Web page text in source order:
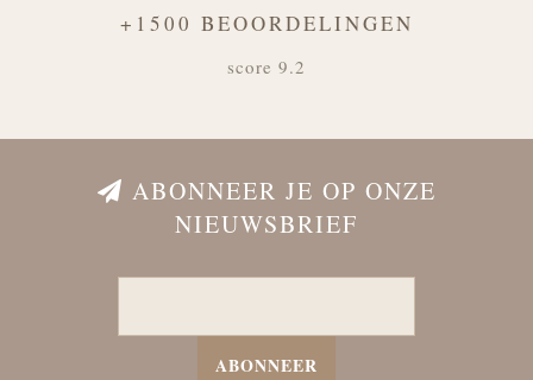
+1500 BEOORDELINGEN
score 9.2
ABONNEER JE OP ONZE
NIEUWSBRIEF
ABONNEER